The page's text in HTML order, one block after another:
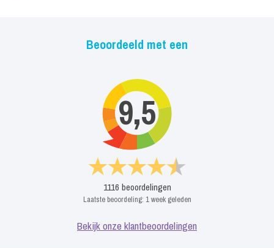
Beoordeeld met een
9,5
1116 beoordelingen
Laatste beoordeling: 1 week geleden
Bekijk onze klantbeoordelingen